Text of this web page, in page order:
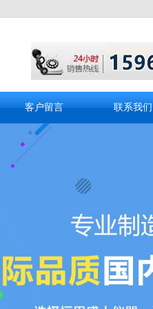
客户留言 联系我们